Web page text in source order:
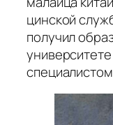
цинской
получил